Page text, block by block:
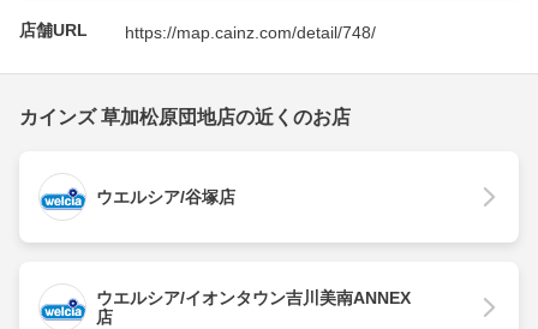
店舗URL https://map.cainz.com/detail/748/
カインズ 草加松原団地店の近くのお店
ウエルシア/谷塚店
ウエルシア/イオンタウン吉川美南ANNEX
店